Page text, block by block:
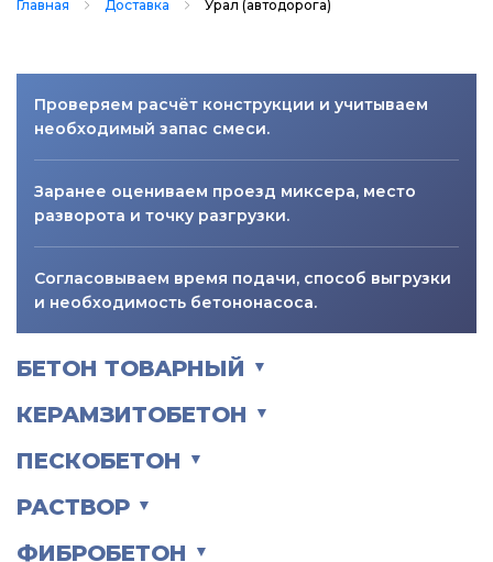
Главная Доставка Урал (автодорога)
Проверяем расчёт конструкции и учитываем
необходимый запас смеси.
Заранее оцениваем проезд миксера, место
разворота и точку разгрузки.
Согласовываем время подачи, способ выгрузки
и необходимость бетононасоса.
БЕТОН ТОВАРНЫЙ ▼
КЕРАМЗИТОБЕТОН ▼
ПЕСКОБЕТОН ▼
РАСТВОР ▼
ФИБРОБЕТОН ▼